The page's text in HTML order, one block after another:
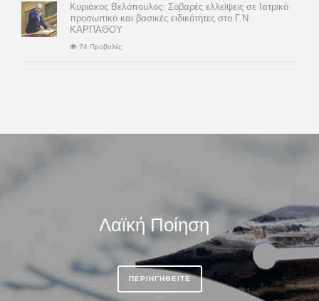
Κυριάκος Βελόπουλος: Σοβαρές ελλείψεις σε Ιατρικό
προσωπικό και βασικές ειδικότητες στο Γ.Ν
ΚΑΡΠΑΘΟΥ
74 Προβολές
Λαϊκή Ποίηση
ΠΕΡΙΗΓΗΘΕΙΤΕ